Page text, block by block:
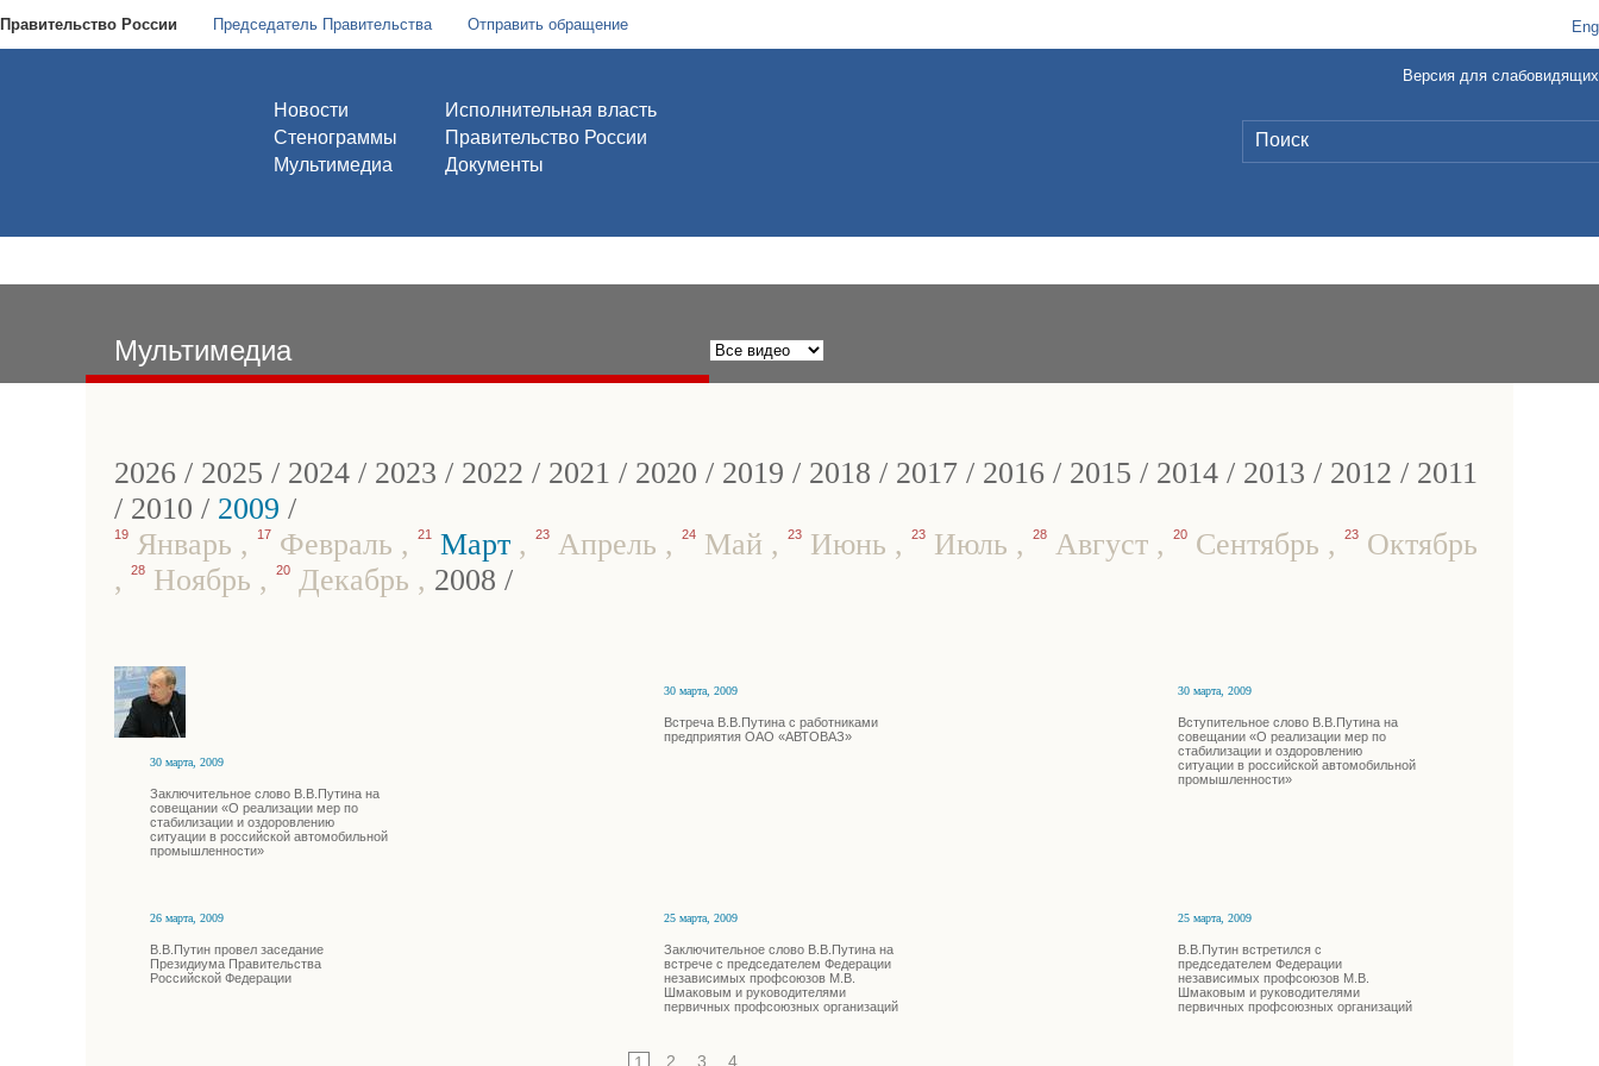
Правительство России Председатель Правительства Отправить обращение Eng
Новости
Стенограммы
Мультимедиа
Исполнительная власть
Правительство России
Документы
Версия для слабовидящих
Мультимедиа
2026 / 2025 / 2024 / 2023 / 2022 / 2021 / 2020 / 2019 / 2018 / 2017 / 2016 / 2015 / 2014 / 2013 / 2012 / 2011
/ 2010 / 2009 /
19 Январь , 17 Февраль , 21 Март , 23 Апрель , 24 Май , 23 Июнь , 23 Июль , 28 Август , 20 Сентябрь , 23
Октябрь
,
28 Ноябрь , 20 Декабрь , 2008 /
30 марта, 2009
Заключительное слово В.В.Путина на
совещании «О реализации мер по
стабилизации и оздоровлению
ситуации в российской автомобильной
промышленности»
30 марта, 2009
Встреча В.В.Путина с работниками
предприятия ОАО «АВТОВАЗ»
30 марта, 2009
Вступительное слово В.В.Путина на
совещании «О реализации мер по
стабилизации и оздоровлению
ситуации в российской автомобильной
промышленности»
26 марта, 2009
В.В.Путин провел заседание
Президиума Правительства
Российской Федерации
25 марта, 2009
Заключительное слово В.В.Путина на
встрече с председателем Федерации
независимых профсоюзов М.В.
Шмаковым и руководителями
первичных профсоюзных организаций
25 марта, 2009
В.В.Путин встретился с
председателем Федерации
независимых профсоюзов М.В.
Шмаковым и руководителями
первичных профсоюзных организаций
2 3 4